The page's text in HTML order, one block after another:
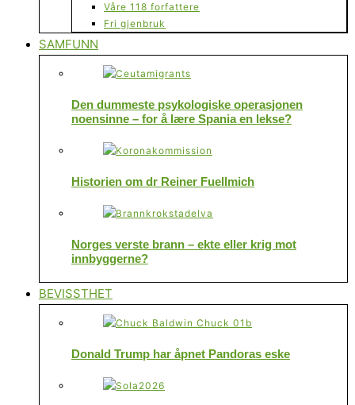
Våre 118 forfattere
Fri gjenbruk
SAMFUNN
Den dummeste psykologiske operasjonen
noensinne – for å lære Spania en lekse?
Historien om dr Reiner Fuellmich
Norges verste brann – ekte eller krig mot
innbyggerne?
BEVISSTHET
Donald Trump har åpnet Pandoras eske